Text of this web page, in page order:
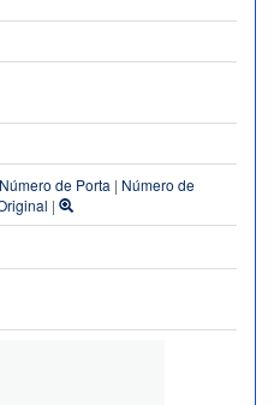
Número de Porta | Número de
|